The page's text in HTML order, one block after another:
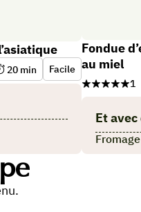
20 min Facile
Fondue
au miel
1
Et avec
Fromage